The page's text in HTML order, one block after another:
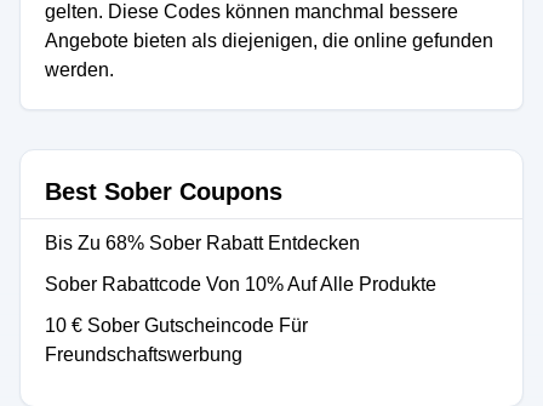
gelten. Diese Codes können manchmal bessere
Angebote bieten als diejenigen, die online gefunden
werden.
Best Sober Coupons
Bis Zu 68% Sober Rabatt Entdecken
Sober Rabattcode Von 10% Auf Alle Produkte
10 € Sober Gutscheincode Für
Freundschaftswerbung